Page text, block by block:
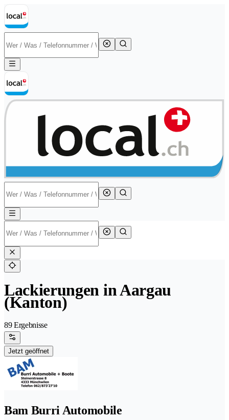
Lackierungen in Aargau
(Kanton)
89 Ergebnisse
Jetzt geöffnet
Bam Burri Automobile